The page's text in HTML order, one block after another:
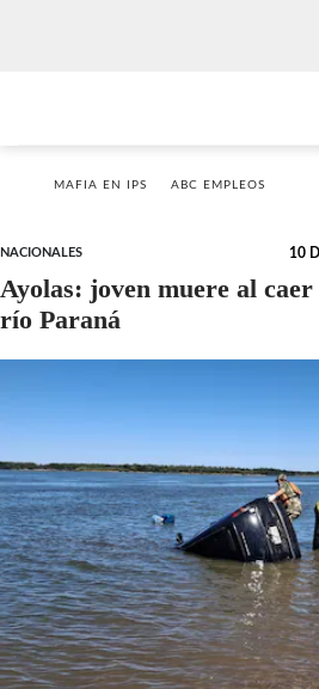
MAFIA EN IPS ABC EMPLEOS
NACIONALES 10
Ayolas: joven muere al
río Paraná